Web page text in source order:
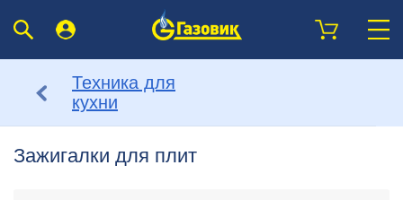
Техника для
кухни
Зажигалки для плит